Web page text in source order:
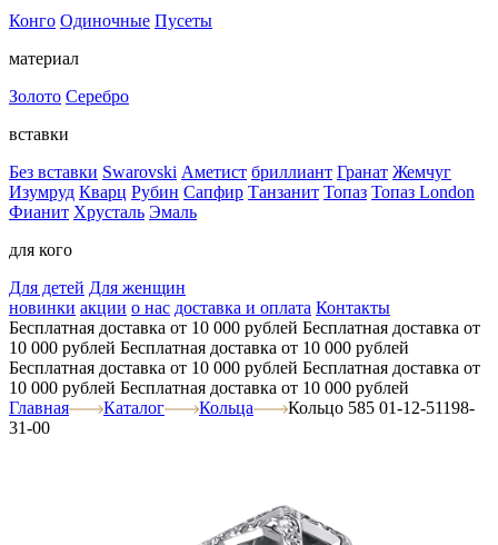
Конго Одиночные Пусеты
материал
Золото Серебро
вставки
Без вставки Swarovski Аметист бриллиант Гранат Жемчуг
Изумруд Кварц Рубин Сапфир Танзанит Топаз Топаз London
Фианит Хрусталь Эмаль
для кого
Для детей Для женщин
новинки акции о нас доставка и оплата Контакты
Бесплатная доставка от 10 000 рублей Бесплатная доставка от
10 000 рублей Бесплатная доставка от 10 000 рублей
Бесплатная доставка от 10 000 рублей Бесплатная доставка от
10 000 рублей Бесплатная доставка от 10 000 рублей
Главная
Каталог Кольца
Кольцо 585 01-12-51198-
31-00